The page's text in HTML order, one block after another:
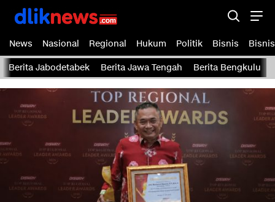
News Nasional Regional Hukum Politik Bisnis Bisnis
Berita Jabodetabek Berita Jawa Tengah Berita Bengkulu